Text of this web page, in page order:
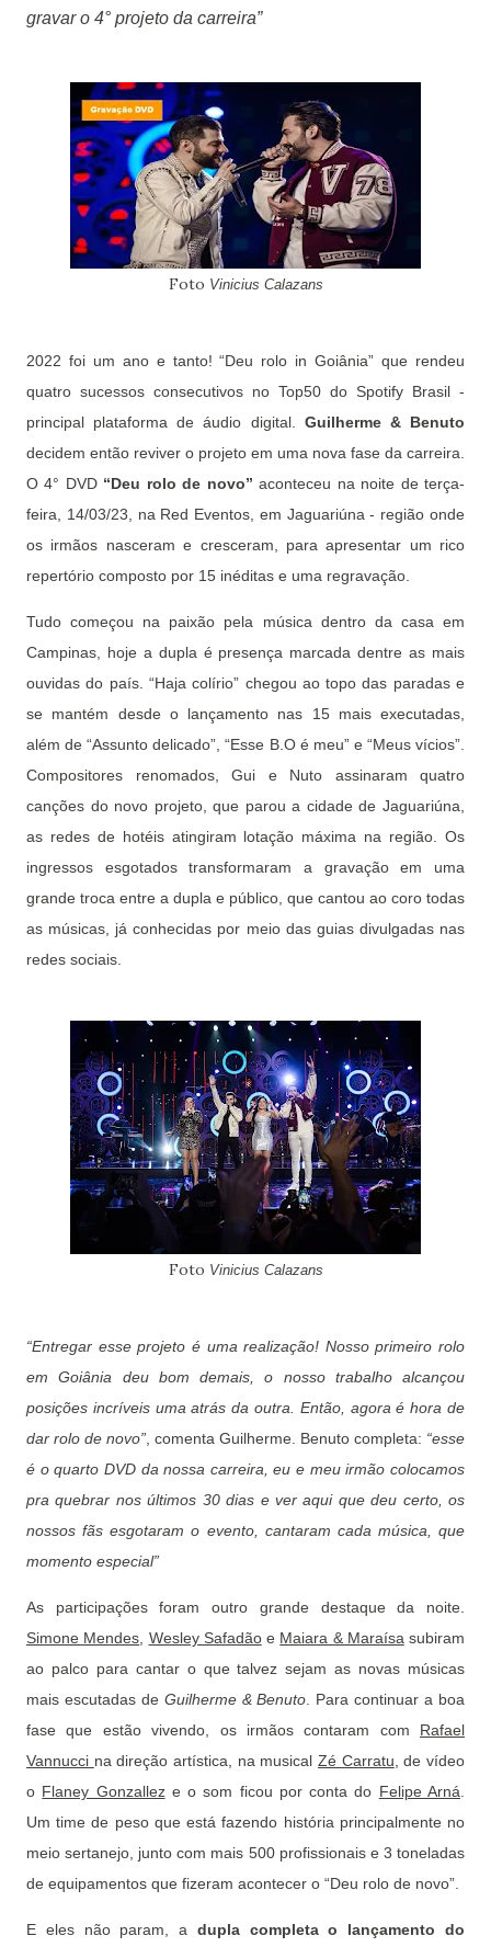
gravar o 4° projeto da carreira”
Foto Vinicius Calazans
2022 foi um ano e tanto! “Deu rolo in Goiânia” que rendeu
quatro sucessos consecutivos no Top50 do Spotify Brasil -
principal plataforma de áudio digital.
Guilherme & Benuto
decidem então reviver o projeto em uma nova fase da carreira.
O 4° DVD “Deu rolo de novo” aconteceu na noite de terça-
feira, 14/03/23, na Red Eventos, em Jaguariúna - região onde
os irmãos nasceram e cresceram, para apresentar um rico
repertório composto por 15 inéditas e uma regravação.
Tudo começou na paixão pela música dentro da casa em
Campinas, hoje a dupla é presença marcada dentre as mais
ouvidas do país. “Haja colírio” chegou ao topo das paradas e
se mantém desde o lançamento nas 15 mais executadas,
além de “Assunto delicado”, “Esse B.O é meu” e “Meus vícios”.
Compositores renomados, Gui e Nuto assinaram quatro
canções do novo projeto, que parou a cidade de Jaguariúna,
as redes de hotéis atingiram lotação máxima na região. Os
ingressos esgotados transformaram a gravação em uma
grande troca entre a dupla e público, que cantou ao coro todas
as músicas, já conhecidas por meio das guias divulgadas nas
redes sociais.
Foto Vinicius Calazans
“Entregar esse projeto é uma realização! Nosso primeiro rolo
em Goiânia deu bom demais, o nosso trabalho alcançou
posições incríveis uma atrás da outra. Então, agora é hora de
dar rolo de novo” , comenta Guilherme. Benuto completa: “esse
é o quarto DVD da nossa carreira, eu e meu irmão colocamos
pra quebrar nos últimos 30 dias e ver aqui que deu certo, os
nossos fãs esgotaram o evento, cantaram cada música, que
momento especial”
As participações foram outro grande destaque da noite.
Simone Mendes Wesley Safadãoe Maiara & Maraísa subiram
ao palco para cantar o que talvez sejam as novas músicas
mais escutadas de Guilherme & Benuto . Para continuar a boa
fase que estão vivendo, os irmãos contaram com Rafael
Vannucci na direção artística, na musicalZé Carratu , de vídeo
o Flaney Gonzalleze o som ficou por conta do Felipe Arná
Um time de peso que está fazendo história principalmente no
meio sertanejo, junto com mais 500 profissionais e 3 toneladas
de equipamentos que fizeram acontecer o “Deu rolo de novo”.
E eles não param, a dupla completa o lançamento do